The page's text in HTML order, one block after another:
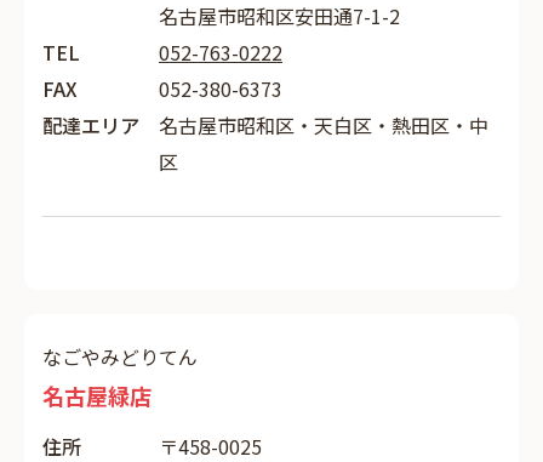
名古屋市昭和区安田通7-1-2
TEL
052-763-0222
FAX
052-380-6373
配達エリア
名古屋市昭和区・天白区・熱田区・中
区
なごやみどりてん
名古屋緑店
住所 〒458-0025